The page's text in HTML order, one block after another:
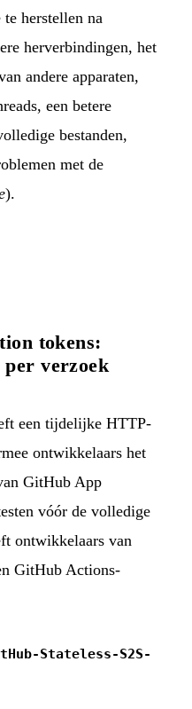
herstellen na
herverbindingen, het
andere apparaten,
een betere
bestanden,
met de
).
tokens:
per verzoek
een tijdelijke HTTP-
ontwikkelaars het
GitHub App
vóór de volledige
ontwikkelaars van
GitHub Actions-
Stateless-S2S-